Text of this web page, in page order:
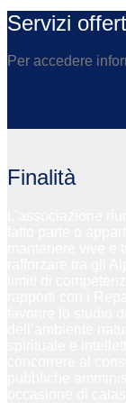
Servizi
Per accedere
Finalità